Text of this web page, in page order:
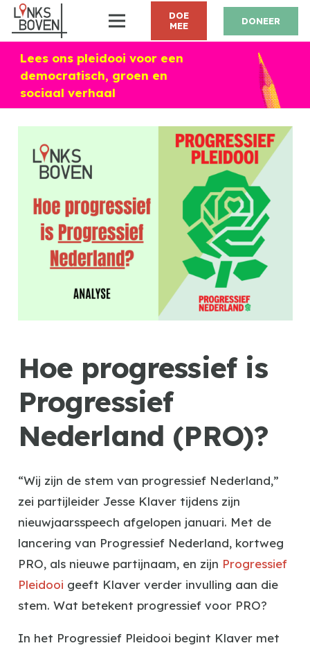
DOE
MEE
DONEER
Lees ons pleidooi voor een
democratisch, groen en
sociaal verhaal
Hoe progressief is
Progressief
Nederland (PRO)?
“Wij zijn de stem van progressief Nederland,”
zei partijleider Jesse Klaver tijdens zijn
nieuwjaarsspeech afgelopen januari. Met de
lancering van Progressief Nederland, kortweg
PRO, als nieuwe partijnaam, en zijn Progressief
Pleidooi geeft Klaver verder invulling aan die
stem. Wat betekent progressief voor PRO?
In het Progressief Pleidooi begint Klaver met